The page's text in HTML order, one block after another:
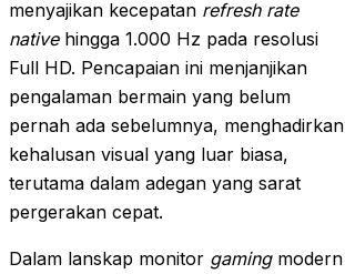
menyajikan kecepatan refresh rate
nativehingga 1.000 Hz pada resolusi
Full HD. Pencapaian ini menjanjikan
pengalaman bermain yang belum
pernah ada sebelumnya, menghadirkan
kehalusan visual yang luar biasa,
terutama dalam adegan yang sarat
pergerakan cepat.
Dalam lanskap monitor gamingmodern